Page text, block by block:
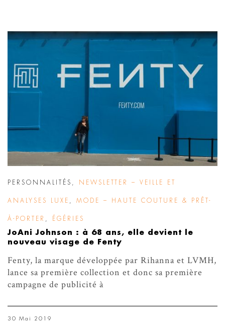
PERSONNALITÉS NEWSLETTER – VEILLE ET
ANALYSES LUXE MODE – HAUTE COUTURE & PRÊT-
À-PORTER ÉGÉRIES
JoAni Johnson : à 68 ans, elle devient le
nouveau visage de Fenty
Fenty, la marque développée par Rihanna et LVMH,
lance sa première collection et donc sa première
campagne de publicité à
30 Mai 2019